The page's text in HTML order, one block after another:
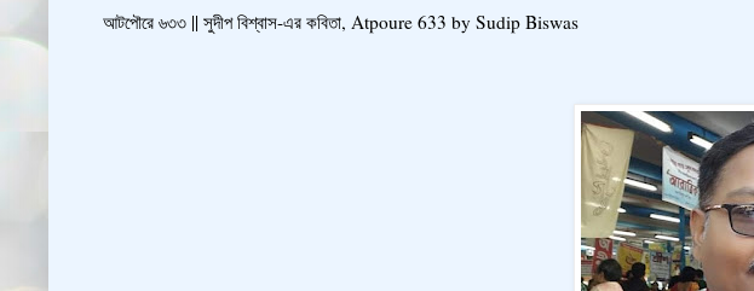
আটপৌরে ৬৩৩ || সুদীপ বিশ্বাস-এর কবিতা, Atpoure 633 by Sudip Biswas